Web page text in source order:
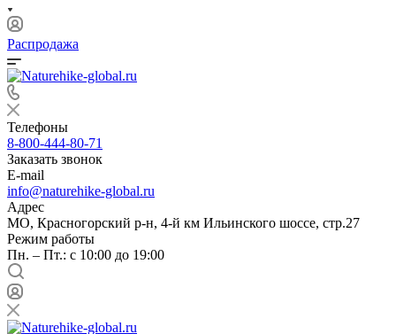
Распродажа
Телефоны
8-800-444-80-71
Заказать звонок
E-mail
info@naturehike-global.ru
Адрес
МО, Красногорский р-н, 4-й км Ильинского шоссе, стр.27
Режим работы
Пн. – Пт.: с 10:00 до 19:00